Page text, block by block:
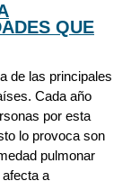
QUE
de las principales
Cada año
por esta
lo provoca son
pulmonar
a